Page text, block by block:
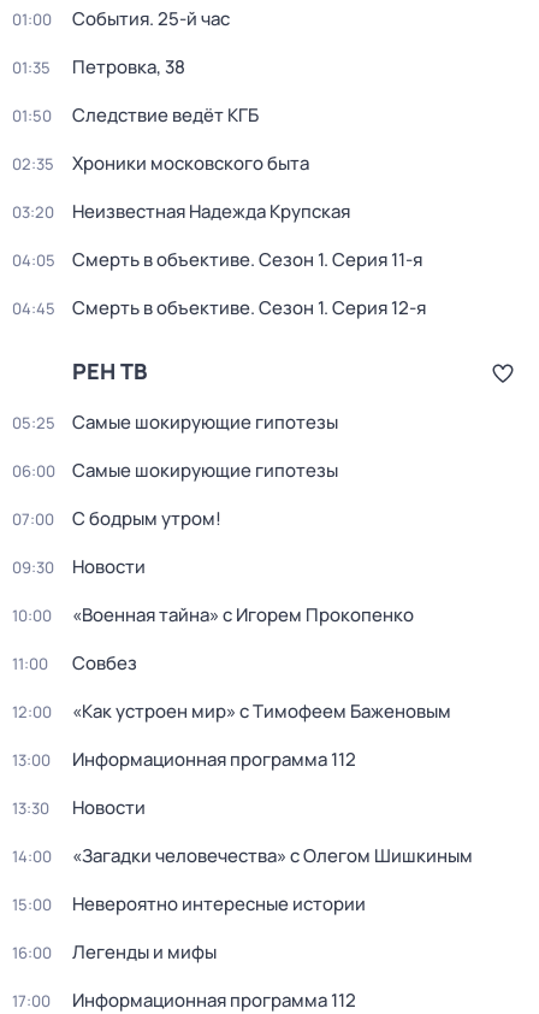
01:00 События. 25-й час
01:35 Петровка, 38
01:50 Следствие ведёт КГБ
02:35 Хроники московского быта
03:20 Неизвестная Надежда Крупская
04:05 Смерть в объективе. Сезон 1. Серия 11-я
04:45 Смерть в объективе. Сезон 1. Серия 12-я
РЕН ТВ
05:25 Самые шoкиpующие гипотезы
06:00 Самые шoкиpующие гипотезы
07:00 С бодрым утром!
09:30 Новости
10:00 «Военная тайна» с Игорем Прокопенко
11:00 Совбез
12:00 «Как устроен мир» с Тимофеем Баженовым
13:00 Информационная программа 112
13:30 Новости
14:00 «Загадки человечества» с Олегом Шишкиным
15:00 Невероятно интересные истории
16:00 Легенды и мифы
17:00 Информационная программа 112